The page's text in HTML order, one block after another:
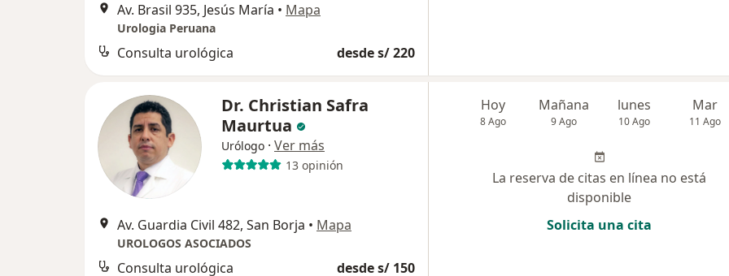
Av. Brasil 935, Jesús María • Mapa
Urologia Peruana
Consulta urológica desde s/ 220
Dr. Christian Safra
Maurtua
Urólogo · Ver más
13 opinión
Av. Guardia Civil 482, San Borja • Mapa
UROLOGOS ASOCIADOS
Consulta urológica desde s/ 150
Hoy
8 Ago
Mañana
9 Ago
lunes
10 Ago
Mar
11 Ago
La reserva de citas en línea no está
disponible
Solicita una cita